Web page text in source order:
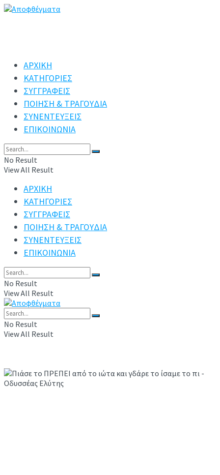
ΑΡΧΙΚΗ
ΚΑΤΗΓΟΡΙΕΣ
ΣΥΓΓΡΑΦΕΙΣ
ΠΟΙΗΣΗ & ΤΡΑΓΟΥΔΙΑ
ΣΥΝΕΝΤΕΥΞΕΙΣ
ΕΠΙΚΟΙΝΩΝΙΑ
No Result
View All Result
ΑΡΧΙΚΗ
ΚΑΤΗΓΟΡΙΕΣ
ΣΥΓΓΡΑΦΕΙΣ
ΠΟΙΗΣΗ & ΤΡΑΓΟΥΔΙΑ
ΣΥΝΕΝΤΕΥΞΕΙΣ
ΕΠΙΚΟΙΝΩΝΙΑ
No Result
View All Result
No Result
View All Result